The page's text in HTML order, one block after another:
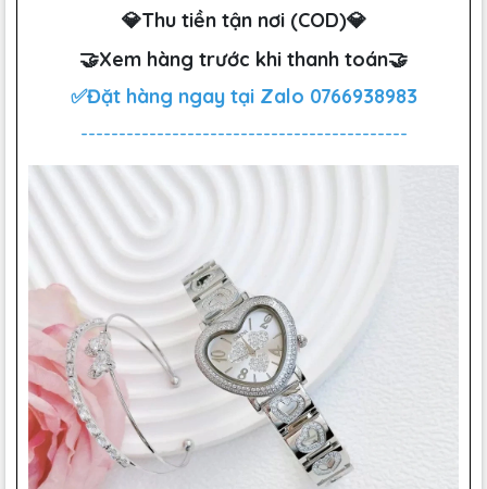
💎Thu tiền tận nơi (COD)💎
🤝Xem hàng trước khi thanh toán🤝
✅Đặt hàng ngay tại Zalo 0766938983
-------------------------------------------